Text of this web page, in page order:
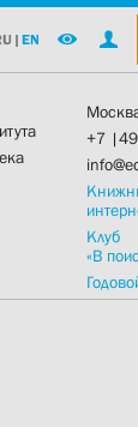
| EN
+7
Клуб
«В